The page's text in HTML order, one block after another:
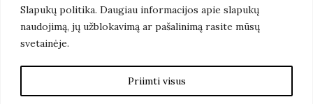
Slapukų politika. Daugiau informacijos apie slapukų
naudojimą, jų užblokavimą ar pašalinimą rasite mūsų
svetainėje.
Priimti visus